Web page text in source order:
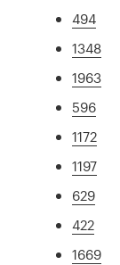
494
1348
1963
596
1172
1197
629
422
1669